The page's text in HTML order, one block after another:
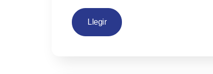
Llegir